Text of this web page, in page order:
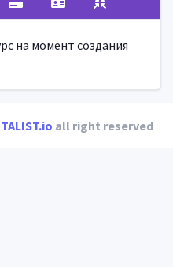
на момент создания
all right reserved